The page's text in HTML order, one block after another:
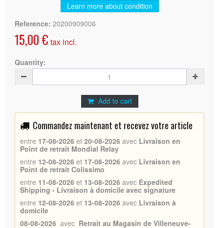
Learn more about condition
Reference: 20200909006
15,00 € tax incl.
Quantity:
Add to cart
Commandez maintenant et recevez votre article
entre 17-08-2026 et 20-08-2026 avec Livraison en
Point de retrait Mondial Relay
entre 12-08-2026 et 17-08-2026 avec Livraison en
Point de retrait Colissimo
entre 11-08-2026 et 13-08-2026 avec Expedited
Shipping - Livraison à domicile avec signature
entre 12-08-2026 et 13-08-2026 avec Livraison à
domicile
08-08-2026 avec Retrait au Magasin de Villeneuve-